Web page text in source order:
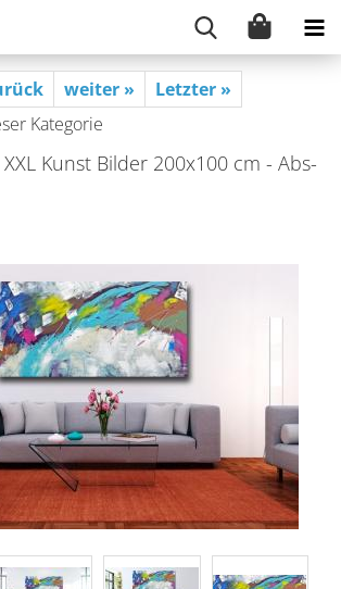
weiter »
Letzter »
Kategorie
Kunst Bil­der 200x100 cm - Abs­